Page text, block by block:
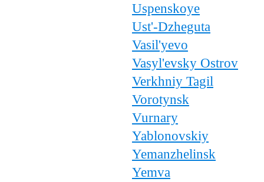
Uspenskoye
Ust'-Dzheguta
Vasil'yevo
Vasyl'evsky Ostrov
Verkhniy Tagil
Vorotynsk
Vurnary
Yablonovskiy
Yemanzhelinsk
Yemva